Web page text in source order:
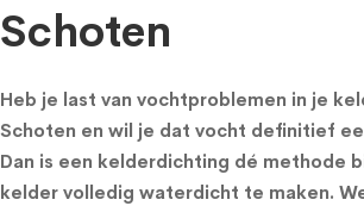
Schoten
Heb je last van vochtproblemen in je
Schoten en wil je dat vocht definitief
Dan is een kelderdichting dé methode
kelder volledig waterdicht te maken.